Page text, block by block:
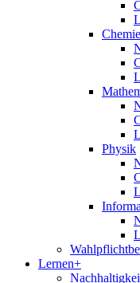
Chemie
Physik
Lernen+